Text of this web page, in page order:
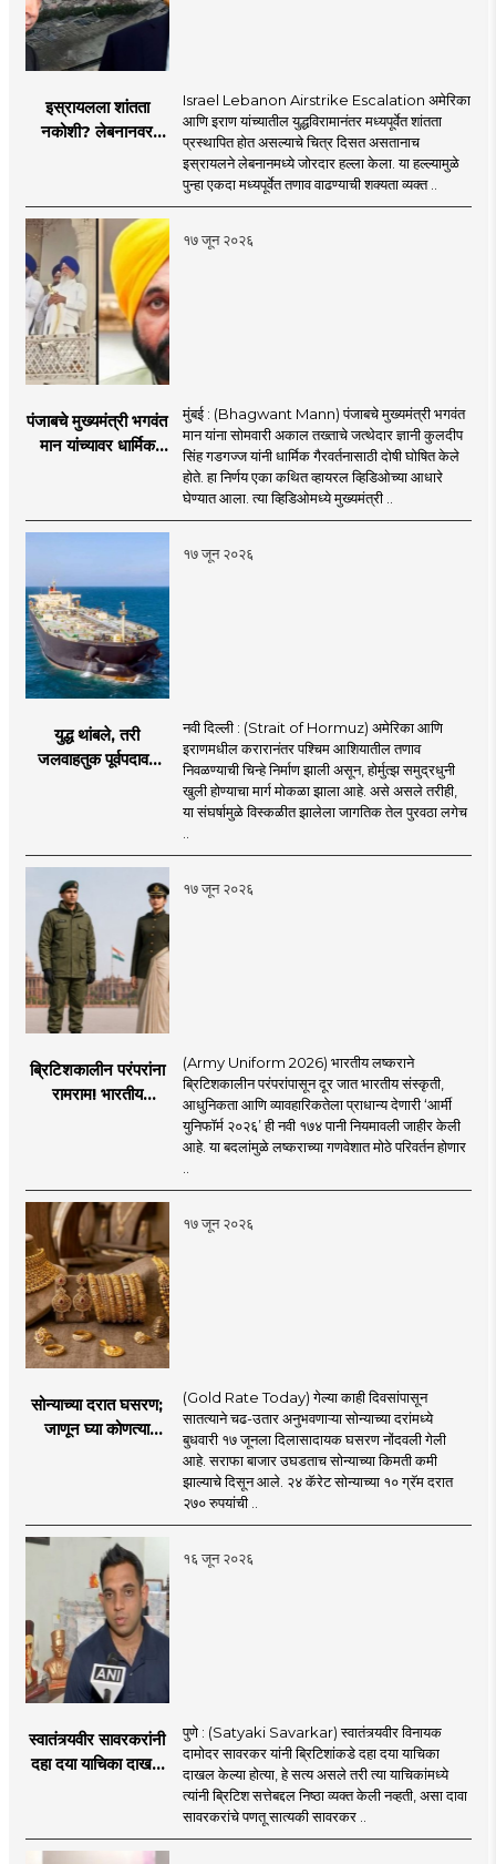
इस्रायलला शांतता
नकोशी? लेबनानवर
इराण-अमेरिकेत आरोप-
प्रत्यारोप
Israel Lebanon Airstrike Escalation अमेरिका
आणि इराण यांच्यातील युद्धविरामानंतर मध्यपूर्वेत शांतता
प्रस्थापित होत असल्याचे चित्र दिसत असतानाच
इस्रायलने लेबनानमध्ये जोरदार हल्ला केला. या हल्ल्यामुळे
पुन्हा एकदा मध्यपूर्वेत तणाव वाढण्याची शक्यता व्यक्त ..
१७ जून २०२६
पंजाबचे मुख्यमंत्री भगवंत
मान यांच्यावर धार्मिक
खळबळ
मुंबई : (Bhagwant Mann) पंजाबचे मुख्यमंत्री भगवंत
मान यांना सोमवारी अकाल तख्ताचे जत्थेदार ज्ञानी कुलदीप
सिंह गडगज्ज यांनी धार्मिक गैरवर्तनासाठी दोषी घोषित केले
होते. हा निर्णय एका कथित व्हायरल व्हिडिओच्या आधारे
घेण्यात आला. त्या व्हिडिओमध्ये मुख्यमंत्री ..
१७ जून २०२६
युद्ध थांबले, तरी
जलवाहतुक पूर्वपदावर
चिंता.
नवी दिल्ली : (Strait of Hormuz) अमेरिका आणि
इराणमधील करारानंतर पश्चिम आशियातील तणाव
निवळण्याची चिन्हे निर्माण झाली असून, होर्मुत्झ समुद्रधुनी
खुली होण्याचा मार्ग मोकळा झाला आहे. असे असले तरीही,
या संघर्षामुळे विस्कळीत झालेला जागतिक तेल पुरवठा लगेच
१७ जून २०२६
ब्रिटिशकालीन परंपरांना
रामराम! भारतीय
(Army Uniform 2026) भारतीय लष्कराने
ब्रिटिशकालीन परंपरांपासून दूर जात भारतीय संस्कृती,
आधुनिकता आणि व्यावहारिकतेला प्राधान्य देणारी ‘आर्मी
युनिफॉर्म २०२६’ ही नवी १७४ पानी नियमावली जाहीर केली
आहे. या बदलांमुळे लष्कराच्या गणवेशात मोठे परिवर्तन होणार
१७ जून २०२६
सोन्याच्या दरात घसरण;
जाणून घ्या कोणत्या
(Gold Rate Today) गेल्या काही दिवसांपासून
सातत्याने चढ-उतार अनुभवणाऱ्या सोन्याच्या दरांमध्ये
बुधवारी १७ जूनला दिलासादायक घसरण नोंदवली गेली
आहे. सराफा बाजार उघडताच सोन्याच्या किमती कमी
झाल्याचे दिसून आले. २४ कॅरेट सोन्याच्या १० ग्रॅम दरात
२७० रुपयांची ..
१६ जून २०२६
स्वातंत्र्यवीर सावरकरांनी
दहा दया याचिका दाखल
निष्ठा व्यक्त केली नाही’!
पुणे : (Satyaki Savarkar) स्वातंत्र्यवीर विनायक
दामोदर सावरकर यांनी ब्रिटिशांकडे दहा दया याचिका
दाखल केल्या होत्या, हे सत्य असले तरी त्या याचिकांमध्ये
त्यांनी ब्रिटिश सत्तेबद्दल निष्ठा व्यक्त केली नव्हती, असा दावा
सावरकरांचे पणतू सात्यकी सावरकर ..